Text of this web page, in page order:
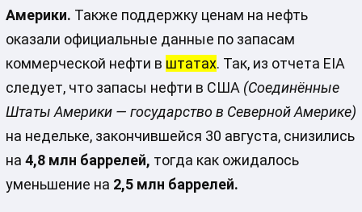
Америки. Также поддержку ценам на нефть
оказали официальные данные по запасам
коммерческой нефти в штатах. Так, из отчета EIA
следует, что запасы нефти в США (Соединённые
Штаты Америки — государство в Северной Америке)
на недельке, закончившейся 30 августа, снизились
на 4,8 млн баррелей, тогда как ожидалось
уменьшение на 2,5 млн баррелей.